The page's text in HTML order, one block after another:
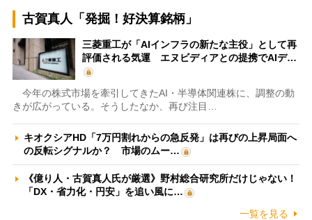
古賀真人「発掘！好決算銘柄」
三菱重工が「AIインフラの新たな主役」として再
評価される気運 エヌビディアとの提携でAIデ…
今年の株式市場を牽引してきたAI・半導体関連株に、調整の動
きが広がっている。そうしたなか、再び注目…
キオクシアHD「7万円割れからの急反発」は再びの上昇局面へ
の反転シグナルか？ 市場のムー…
《億り人・古賀真人氏が厳選》野村総合研究所だけじゃない！
「DX・省力化・円安」を追い風に…
一覧を見る